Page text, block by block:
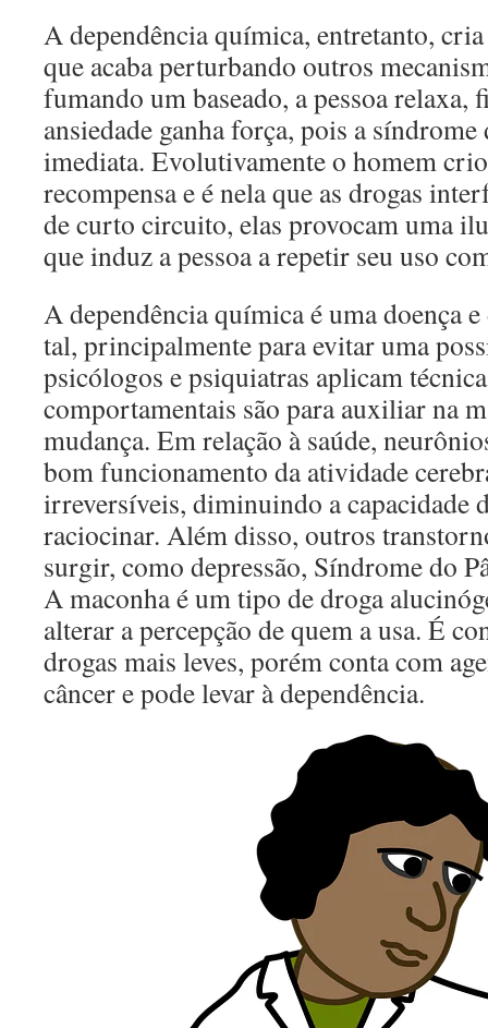
A dependência química, entretanto,
que acaba perturbando outros
fumando um baseado, a pessoa relaxa,
ansiedade ganha força, pois a síndrome
imediata. Evolutivamente o homem
recompensa e é nela que as drogas
de curto circuito, elas provocam uma
que induz a pessoa a repetir seu uso
A dependência química é uma doença
tal, principalmente para evitar uma
psicólogos e psiquiatras aplicam
comportamentais são para auxiliar na
mudança. Em relação à saúde,
bom funcionamento da atividade
irreversíveis, diminuindo a capacidade
raciocinar. Além disso, outros
surgir, como depressão, Síndrome do
A maconha é um tipo de droga
alterar a percepção de quem a usa. É
drogas mais leves, porém conta com
câncer e pode levar à dependência.